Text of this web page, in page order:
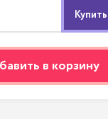
в корзину